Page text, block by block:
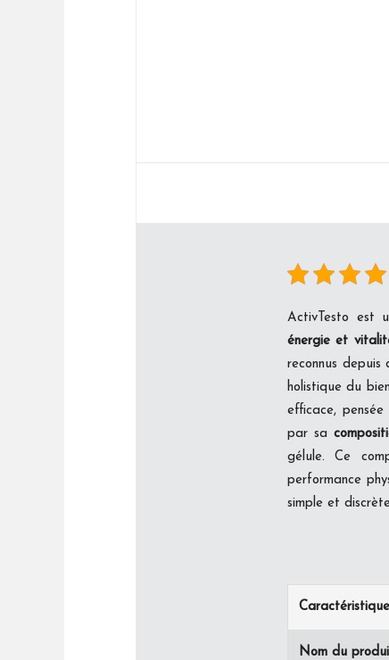
ActivTesto est
énergie et
reconnus
holistique du
efficace,
par sa
gélule. Ce
performance
simple et
Caractéristique
Nom du